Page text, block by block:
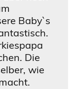
Baby`s
Die
wie